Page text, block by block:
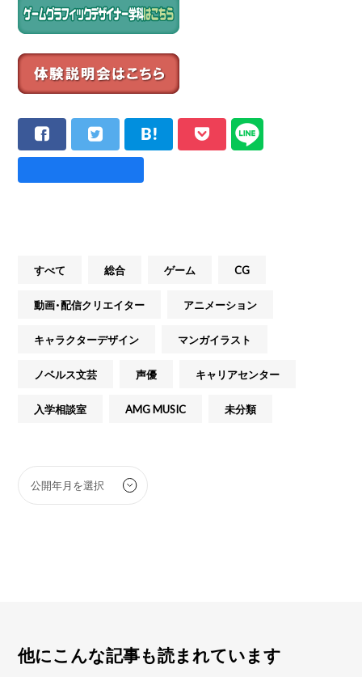
すべて 総合 ゲーム CG
動画・配信クリエイター アニメーション
キャラクターデザイン マンガイラスト
ノベルス文芸 声優 キャリアセンター
入学相談室 AMG MUSIC 未分類
他にこんな記事も読まれています